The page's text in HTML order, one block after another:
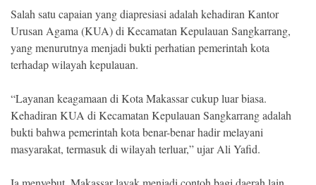
Salah satu capaian yang diapresiasi adalah kehadiran Kantor
Urusan Agama (KUA) di Kecamatan Kepulauan Sangkarrang,
yang menurutnya menjadi bukti perhatian pemerintah kota
terhadap wilayah kepulauan.
“Layanan keagamaan di Kota Makassar cukup luar biasa.
Kehadiran KUA di Kecamatan Kepulauan Sangkarrang adalah
bukti bahwa pemerintah kota benar-benar hadir melayani
masyarakat, termasuk di wilayah terluar,” ujar Ali Yafid.